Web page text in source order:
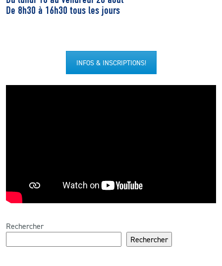
De 8h30 à 16h30 tous les jours
INFOS & INSCRIPTIONS!
Rechercher
Rechercher